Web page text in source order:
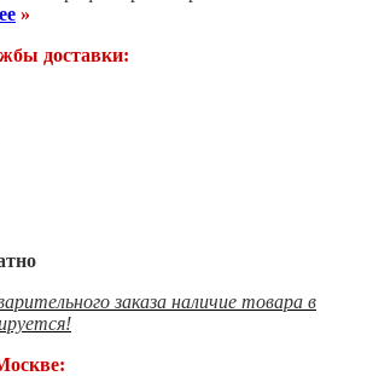
»
доставки:
заказа наличие товара в